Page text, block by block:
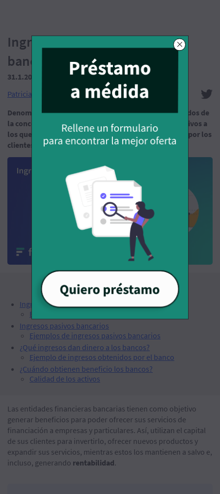
Ingresos activos y pasivos
bancarios
31.1.2023
(Tiempo de lectura: 10 min.)
Patricia García Beneytez
Denominamos ingresos activos bancarios a los derivados de
la concesión de préstamos e hipotecas, e ingresos pasivos a
los que provienen de las cuentas y depósitos abiertos por los
clientes en la entidad.
Índice
Ingresos activos bancarios
Ejemplos de ingresos activos bancarios
Ingresos pasivos bancarios
Ejemplos de ingresos pasivos bancarios
¿Qué ingresos dan dinero a los bancos?
Ejemplo de ingresos obtenidos por el banco
¿Cuándo obtienen beneficio los bancos?
Calidad de los activos
Las entidades financieras bancarias tienen como objetivo
generar beneficios para poder ofrecer sus servicios de
financiación a empresas y particulares. Así, utilizan el capital
de sus clientes para invertirlo, ofrecer nuevos productos y
expandir sus servicios, mientras estos los mantienen a salvo e,
incluso, generando rentabilidad.